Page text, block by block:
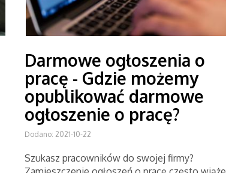
Darmowe ogłoszenia o
pracę - Gdzie możemy
opublikować darmowe
ogłoszenie o pracę?
Dodano: 2021-10-22
Szukasz pracowników do swojej firmy?